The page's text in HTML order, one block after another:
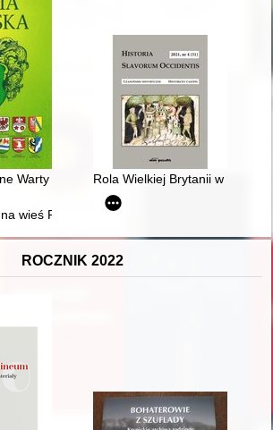
Warty i krajobrazu z jej korytem w tle
Rola Wielkiej Brytanii w
wieś Profesora Józefa Smagi
ROCZNIK 2022